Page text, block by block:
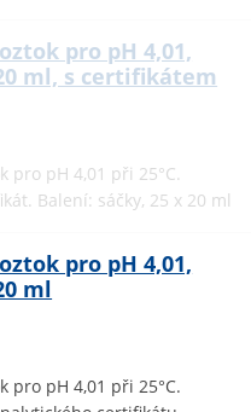
pro pH 4,01,
ml, s certifikátem
pro pH 4,01 při 25°C.
Balení: sáčky, 25 x 20 ml
pro pH 4,01,
ml
pro pH 4,01 při 25°C.